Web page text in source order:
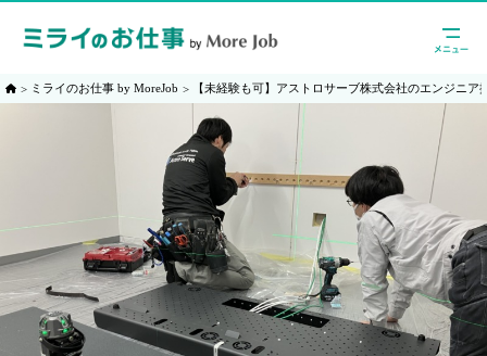
ミライのお仕事 by MoreJob 【未経験も可】アストロサーブ株式会社のエンジニ